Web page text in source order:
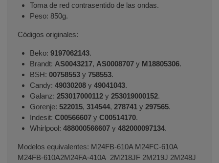
Toma de red contrasentido de las ondas.
Peso: 850g.
Códigos originales:
Beko: 9197062143.
Brandt: AS0043217, AS0008707 y M18805306.
BSH: 00758553 y 758553.
Candy: 49030208 y 49041043.
Galanz: 253017000112 y 253019000152.
Gorenje: 522015, 314544, 278741 y 297565.
Indesit: C00566607 y C00514170.
Whirlpool: 488000566607 y 482000097134.
Modelos equivalentes: M24FB-610A M24FC-610A
M24FB-610A2M24FA-410A 2M218JF 2M219J 2M248J